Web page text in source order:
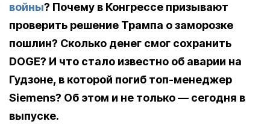
войны? Почему в Конгрессе призывают
проверить решение Трампа о заморозке
пошлин? Сколько денег смог сохранить
DOGE? И что стало известно об аварии на
Гудзоне, в которой погиб топ-менеджер
Siemens? Об этом и не только — сегодня в
выпуске.